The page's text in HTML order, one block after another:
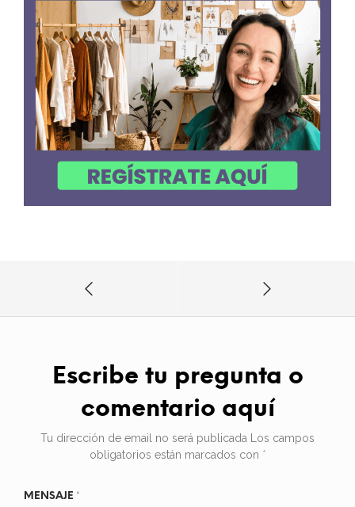
Escribe tu pregunta o
comentario aquí
Tu dirección de email no será publicada
Los campos
obligatorios están marcados con *
MENSAJE *